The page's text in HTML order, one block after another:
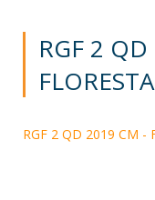
RGF 2
RGF 2 QD 2019 CM -